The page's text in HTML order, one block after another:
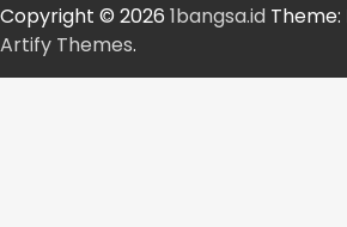
Copyright © 2026 1bangsa.id Theme:
Artify Themes.